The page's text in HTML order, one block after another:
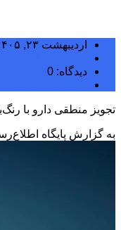
اردیبهشت ۲۳, ۱۴۰۵
دیدگاه: 0
تجویز منطقی‌ دارو با
به گزارش پایگاه